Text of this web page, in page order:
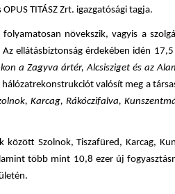
TITÁSZ Zrt. igazgatósági tagja.
növekszik, vagyis a
ellátásbiztonság érdekében idén
a Zagyva ártér, Alcsisziget és az
valósít meg a
Karcag, Rákóczifalva,
Szolnok, Tiszafüred, Karcag,
több mint 10,8 ezer új